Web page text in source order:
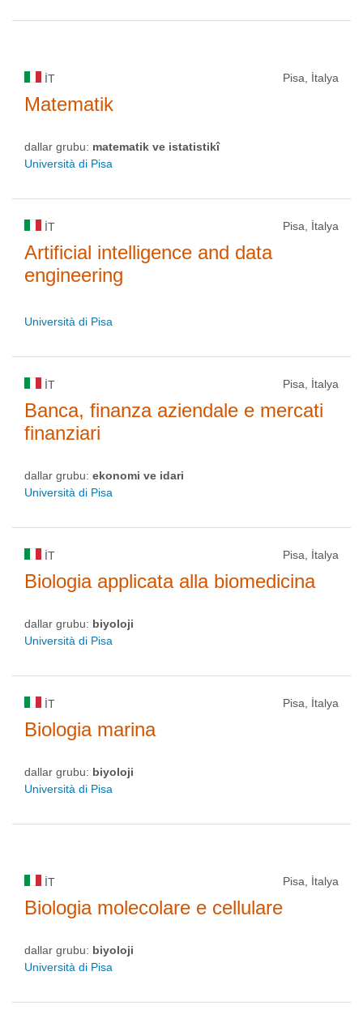
IT Pisa, İtalya
Matematik
dallar grubu: matematik ve istatistikî
Università di Pisa
IT Pisa, İtalya
Artificial intelligence and data
engineering
Università di Pisa
IT Pisa, İtalya
Banca, finanza aziendale e mercati
finanziari
dallar grubu: ekonomi ve idari
Università di Pisa
IT Pisa, İtalya
Biologia applicata alla biomedicina
dallar grubu: biyoloji
Università di Pisa
IT Pisa, İtalya
Biologia marina
dallar grubu: biyoloji
Università di Pisa
IT Pisa, İtalya
Biologia molecolare e cellulare
dallar grubu: biyoloji
Università di Pisa